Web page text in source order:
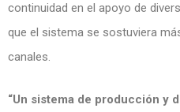
continuidad en el apoyo de
que el sistema se sostuviera
canales.
“Un sistema de producción y